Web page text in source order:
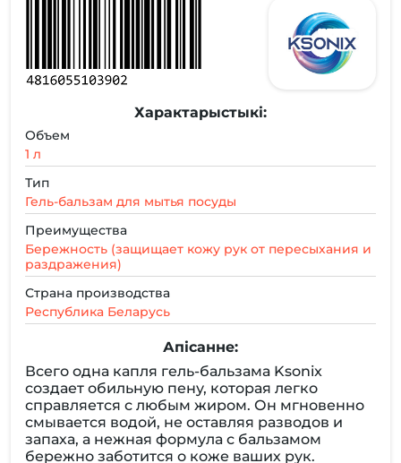
Характарыстыкі:
Объем
1 л
Тип
Гель-бальзам для мытья посуды
Преимущества
Бережность (защищает кожу рук от пересыхания и
раздражения)
Страна производства
Республика Беларусь
Апісанне:
Всего одна капля гель-бальзама Ksonix
создает обильную пену, которая легко
справляется с любым жиром. Он мгновенно
смывается водой, не оставляя разводов и
запаха, а нежная формула с бальзамом
бережно заботится о коже ваших рук.